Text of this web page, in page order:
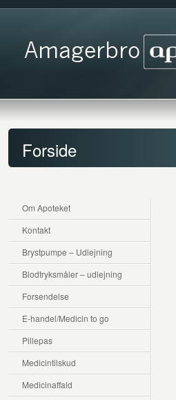
Forside
Om Apoteket
Kontakt
Brystpumpe – Udlejning
Blodtryksmåler – udlejning
Forsendelse
E-handel/Medicin to go
Pillepas
Medicintilskud
Medicinaffald